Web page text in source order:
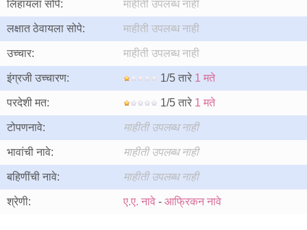
लिहायला सोपे: माहीती उपलब्ध नाही
लक्षात ठेवायला सोपे: माहीती उपलब्ध नाही
उच्चार: माहीती उपलब्ध नाही
इंग्रजी उच्चारण: 1/5 तारे 1 मते
परदेशी मत: 1/5 तारे 1 मते
टोपणनावे: माहीती उपलब्ध नाही
भावांची नावे: माहीती उपलब्ध नाही
बहिणींची नावे: माहीती उपलब्ध नाही
श्रेणी: ए.ए. नावे - आफ्रिकन नावे